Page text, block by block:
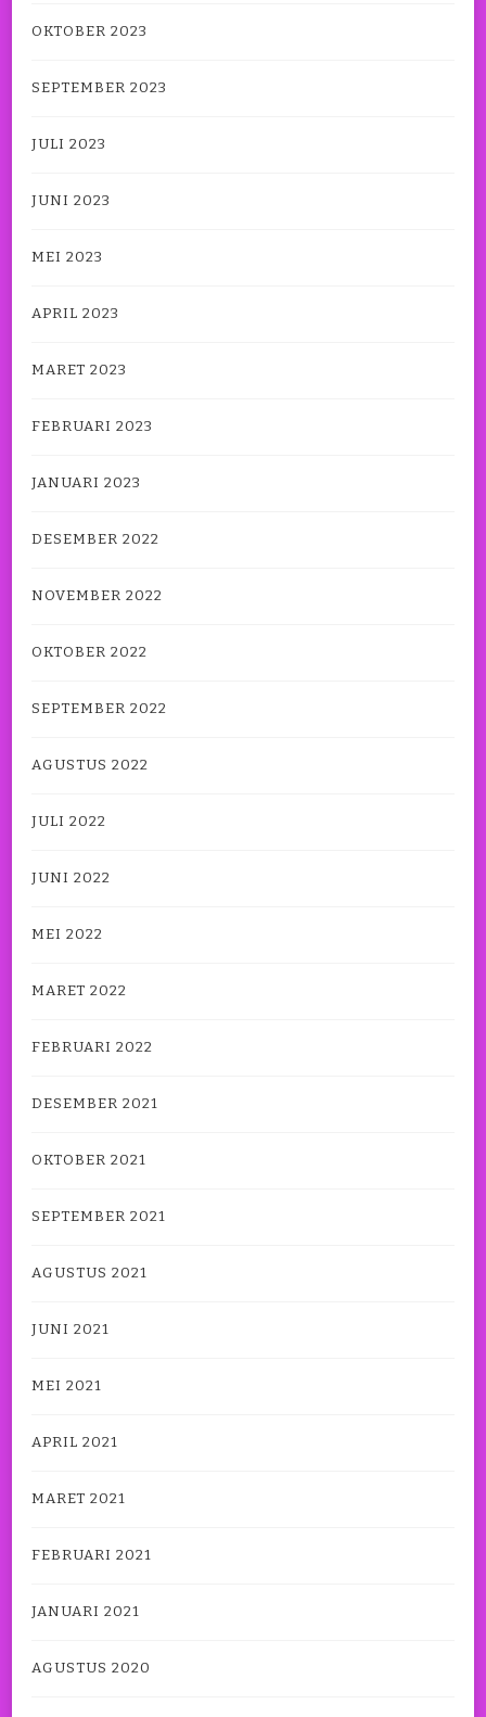
OKTOBER 2023
SEPTEMBER 2023
JULI 2023
JUNI 2023
MEI 2023
APRIL 2023
MARET 2023
FEBRUARI 2023
JANUARI 2023
DESEMBER 2022
NOVEMBER 2022
OKTOBER 2022
SEPTEMBER 2022
AGUSTUS 2022
JULI 2022
JUNI 2022
MEI 2022
MARET 2022
FEBRUARI 2022
DESEMBER 2021
OKTOBER 2021
SEPTEMBER 2021
AGUSTUS 2021
JUNI 2021
MEI 2021
APRIL 2021
MARET 2021
FEBRUARI 2021
JANUARI 2021
AGUSTUS 2020